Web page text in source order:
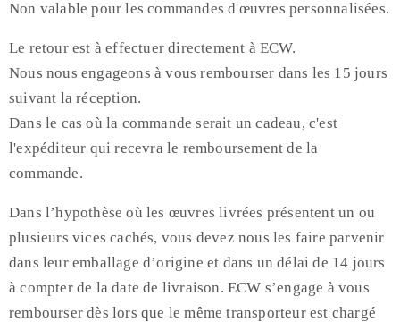
Non valable pour les commandes d'œuvres personnalisées.
Le retour est à effectuer directement à ECW.
Nous nous engageons à vous rembourser dans les 15 jours
suivant la réception.
Dans le cas où la commande serait un cadeau, c'est
l'expéditeur qui recevra le remboursement de la
commande.
Dans l’hypothèse où les œuvres livrées présentent un ou
plusieurs vices cachés, vous devez nous les faire parvenir
dans leur emballage d’origine et dans un délai de 14 jours
à compter de la date de livraison. ECW s’engage à vous
rembourser dès lors que le même transporteur est chargé